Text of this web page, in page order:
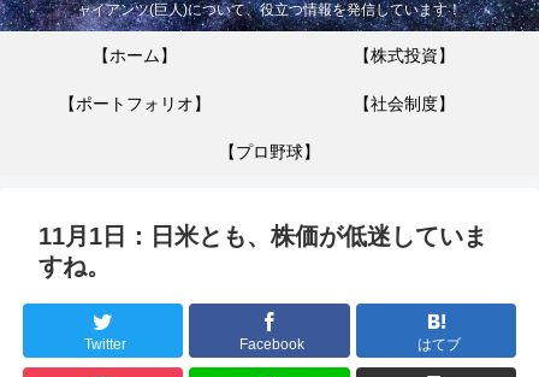
ャイアンツ(巨人)について、役立つ情報を発信しています！
【ホーム】 【株式投資】
【ポートフォリオ】 【社会制度】
【プロ野球】
11月1日：日米とも、株価が低迷していま
すね。
Twitter Facebook はてブ